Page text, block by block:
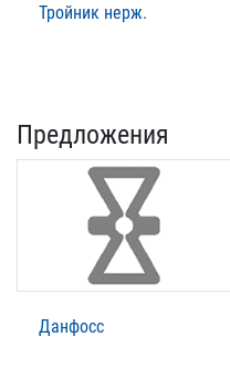
Тройник нерж.
Предложения
Данфосс